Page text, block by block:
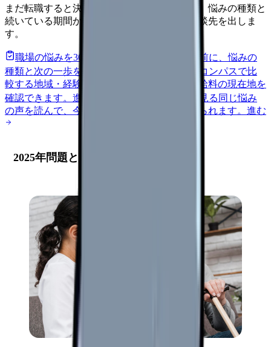
まだ転職すると決めていなくても大丈夫です。悩みの種類と
続いている期間から、次に見るべき記事と相談先を出しま
す。
職場の悩みを30秒で診断
辞めるべきか迷う前に、悩みの
種類と次の一歩を整理します。
給料コンパスで比
較する地域・経験年数・施設形態から、今の給料の現在地を
確認できます。 進む 匿名掲示板で本音を見る 同じ悩み
の声を読んで、今の職場だけの問題か確かめられます。 進む
2025年問題と老健施設経営